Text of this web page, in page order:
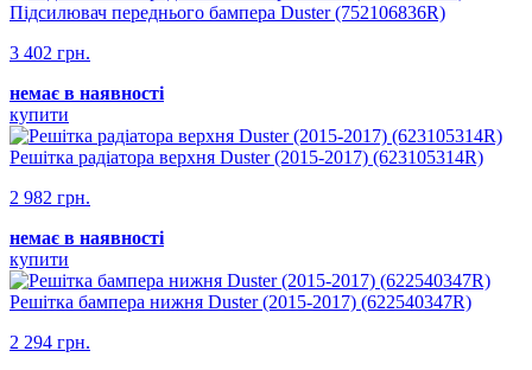
Підсилювач переднього бампера Duster (752106836R)
3 402 грн.
немає в наявності
купити
Решітка радіатора верхня Duster (2015-2017) (623105314R)
2 982 грн.
немає в наявності
купити
Решітка бампера нижня Duster (2015-2017) (622540347R)
2 294 грн.